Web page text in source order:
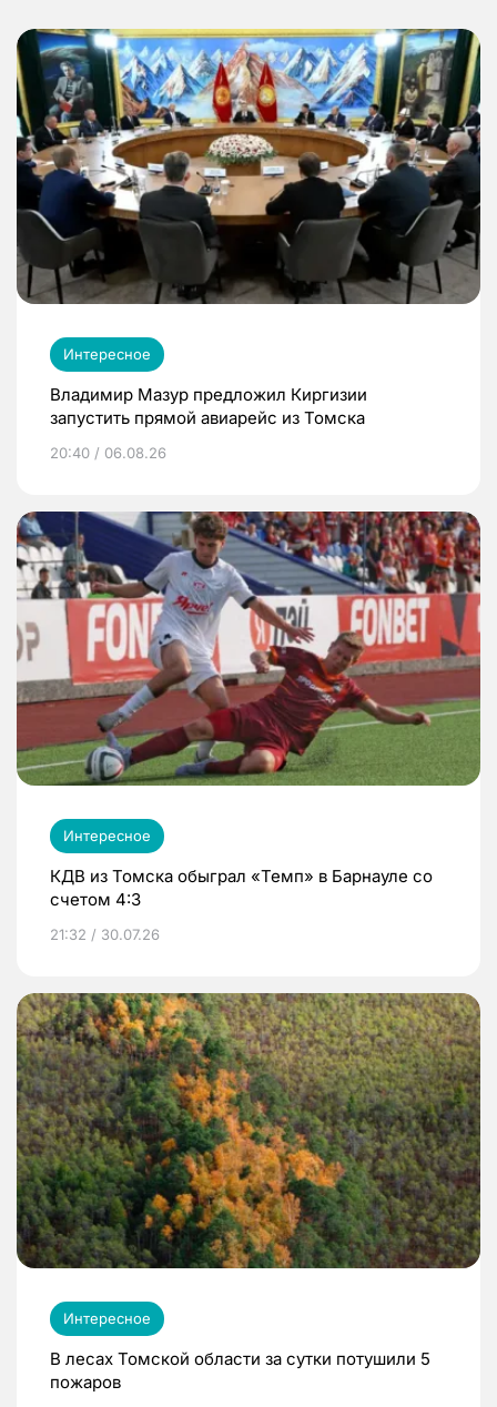
Интересное
Владимир Мазур предложил Киргизии
запустить прямой авиарейс из Томска
20:40 / 06.08.26
Интересное
КДВ из Томска обыграл «Темп» в Барнауле со
счетом 4:3
21:32 / 30.07.26
Интересное
В лесах Томской области за сутки потушили 5
пожаров